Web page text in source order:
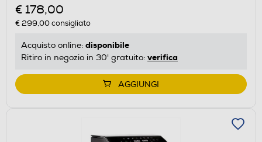
€ 178,00
€ 299,00consigliato
Acquisto online: disponibile
Ritiro in negozio in 30' gratuito: verifica
AGGIUNGI